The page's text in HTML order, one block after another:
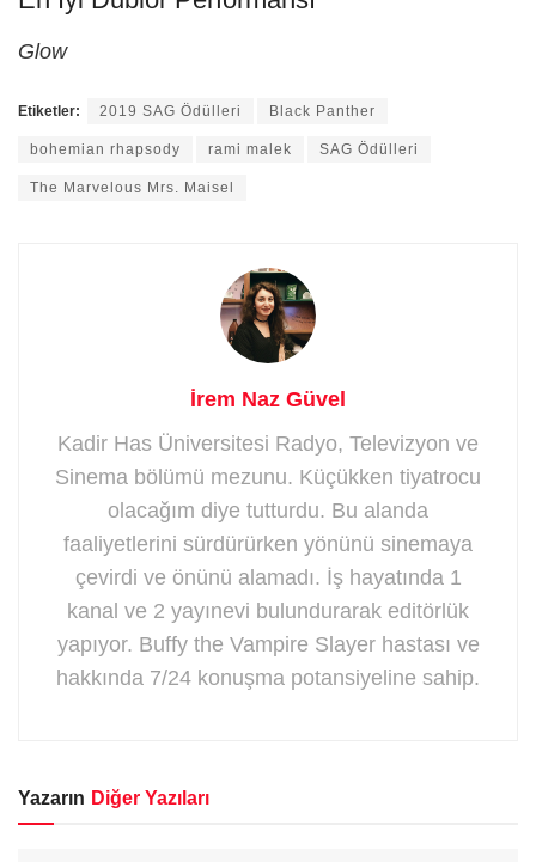
Glow
Etiketler: 2019 SAG Ödülleri Black Panther
bohemian rhapsody rami malek SAG Ödülleri
The Marvelous Mrs. Maisel
İrem Naz Güvel
Kadir Has Üniversitesi Radyo, Televizyon ve
Sinema bölümü mezunu. Küçükken tiyatrocu
olacağım diye tutturdu. Bu alanda
faaliyetlerini sürdürürken yönünü sinemaya
çevirdi ve önünü alamadı. İş hayatında 1
kanal ve 2 yayınevi bulundurarak editörlük
yapıyor. Buffy the Vampire Slayer hastası ve
hakkında 7/24 konuşma potansiyeline sahip.
Yazarın Diğer Yazıları